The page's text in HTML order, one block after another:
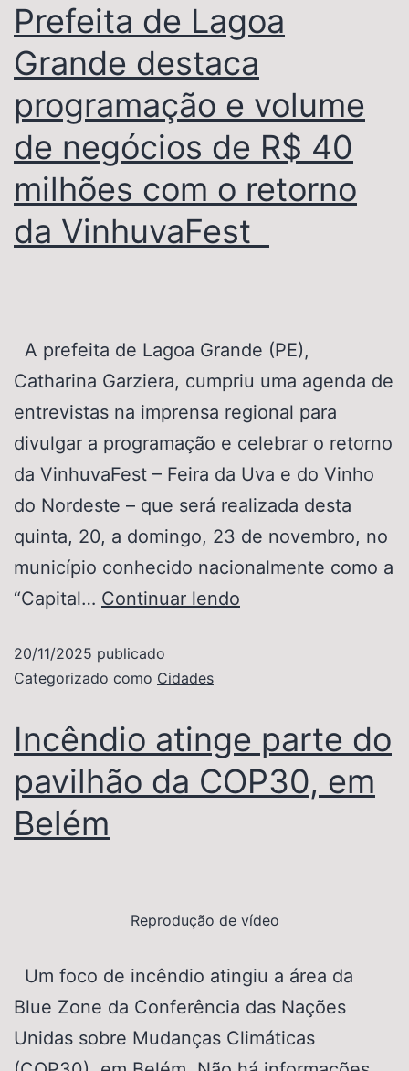
Prefeita de Lagoa
Grande destaca
programação e volume
de negócios de R$ 40
milhões com o retorno
da VinhuvaFest
A prefeita de Lagoa Grande (PE),
Catharina Garziera, cumpriu uma agenda de
entrevistas na imprensa regional para
divulgar a programação e celebrar o retorno
da VinhuvaFest – Feira da Uva e do Vinho
do Nordeste – que será realizada desta
quinta, 20, a domingo, 23 de novembro, no
município conhecido nacionalmente como a
“Capital… Continuar lendo
20/11/2025 publicado
Categorizado como Cidades
Incêndio atinge parte do
pavilhão da COP30, em
Belém
Reprodução de vídeo
Um foco de incêndio atingiu a área da
Blue Zone da Conferência das Nações
Unidas sobre Mudanças Climáticas